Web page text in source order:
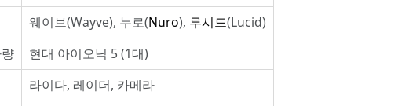
웨이브(Wayve), 누로(Nuro), 루시드(Lucid)
현대 아이오닉 5 (1대)
라이다, 레이더, 카메라